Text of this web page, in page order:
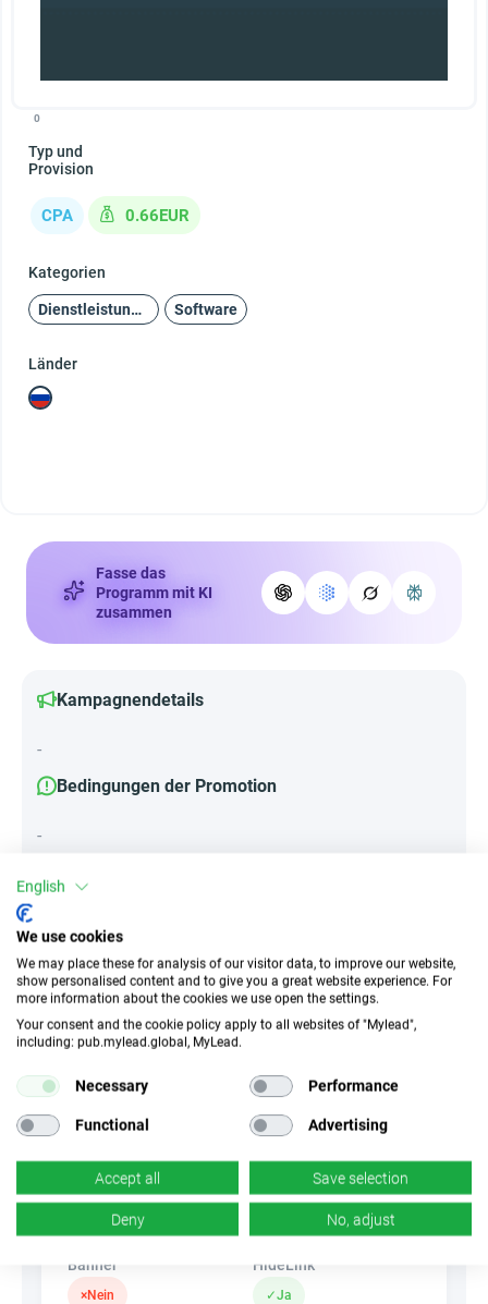
0
Typ und
Provision
CPA 0.66EUR
Kategorien
Dienstleistungen Software
Länder
Fasse das
Programm mit KI
zusammen
Kampagnendetails
-
Bedingungen der Promotion
-
Attribute
||Geräte||
Desktop
Unerlaubter
k.A.
k.A.
×Nein
Banner
×Nein
HideLink
✓Ja
English
We use cookies
We may place these for analysis of our visitor data, to improve our website,
show personalised content and to give you a great website experience. For
more information about the cookies we use open the settings.
Your consent and the cookie policy apply to all websites of "Mylead",
including: pub.mylead.global, MyLead.
Necessary Performance
Functional Advertising
Accept all Save selection
Deny No, adjust